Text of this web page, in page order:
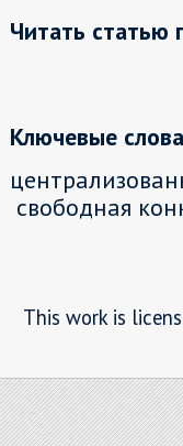
Читать статью
Ключевые
свободная
This work is